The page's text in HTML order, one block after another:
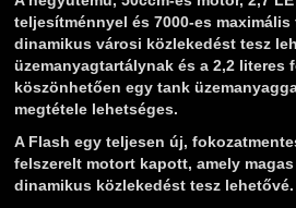
teljesítménnyel és 7000-es maximális
dinamikus városi közlekedést tesz
üzemanyagtartálynak és a 2,2 literes
köszönhetően egy tank
megtétele lehetséges.
A Flash egy teljesen új,
felszerelt motort kapott, amely
dinamikus közlekedést tesz lehetővé.